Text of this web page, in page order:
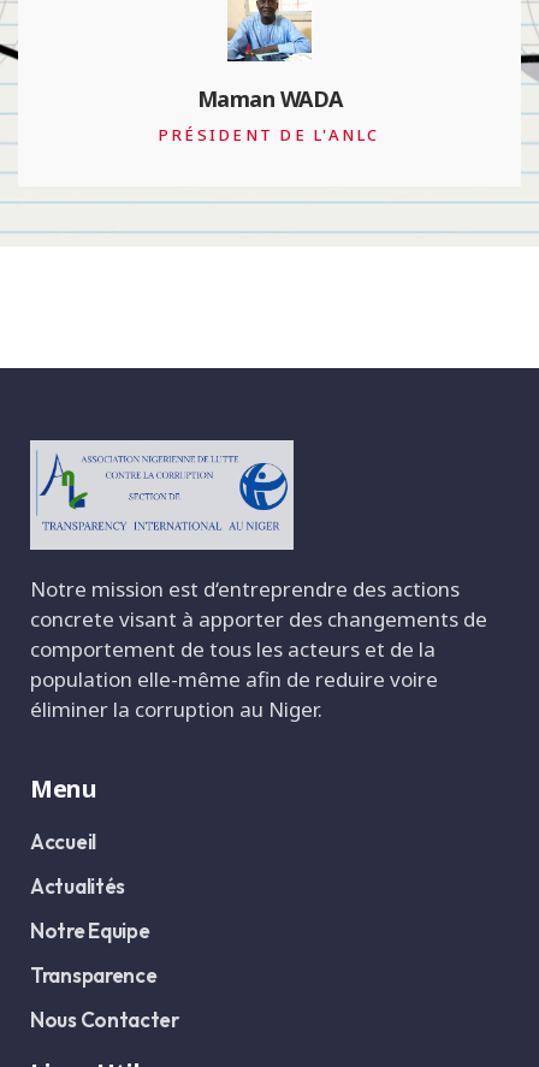
François Valérian
INTERNATIONAL
Notre mission est d‘entreprendre des actions
concrete visant à apporter des changements de
comportement de tous les acteurs et de la
population elle-même afin de reduire voire
éliminer la corruption au Niger.
Menu
Accueil
Actualités
Notre Equipe
Transparence
Nous Contacter